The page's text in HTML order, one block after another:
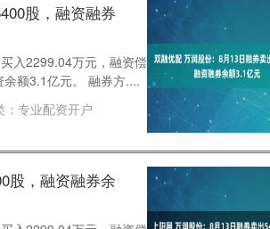
股，融资融券
入2299.04万元，融资偿
额3.1亿元。 融券方....
专业配资开户
股，融资融券余